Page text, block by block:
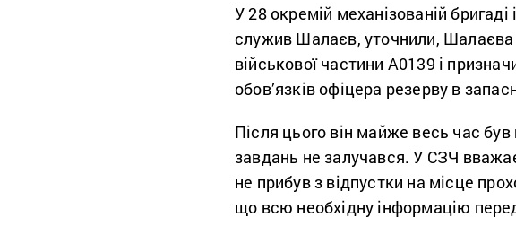
У 28 окремій механізованій
служив Шалаєв, уточнили, Шалаєва
військової частини А0139 і
обов’язків офіцера резерву в
Після цього він майже весь час був
завдань не залучався. У СЗЧ
не прибув з відпустки на місце
що всю необхідну інформацію